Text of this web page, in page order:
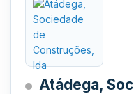
Atádega,